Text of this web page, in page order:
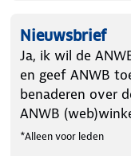
Nieuwsbrief
Ja, ik wil de
en geef ANWB
benaderen over
ANWB
*Alleen voor leden